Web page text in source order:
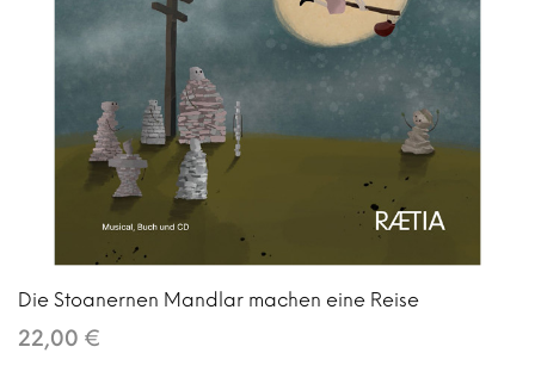
Die Stoanernen Mandlar machen eine Reise
22,00 €